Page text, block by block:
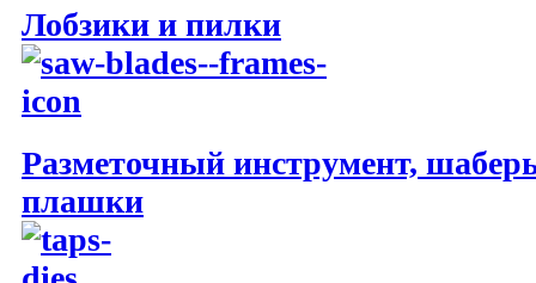
Лобзики и пилки
Разметочный инструмент,
плашки